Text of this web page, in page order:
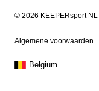
© 2026 KEEPERsport
Algemene voorwaarden
Belgium